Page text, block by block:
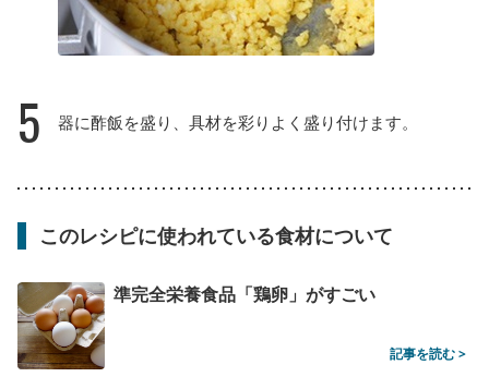
5 器に酢飯を盛り、具材を彩りよく盛り付けます。
このレシピに使われている食材について
準完全栄養食品「鶏卵」がすごい
記事を読む >